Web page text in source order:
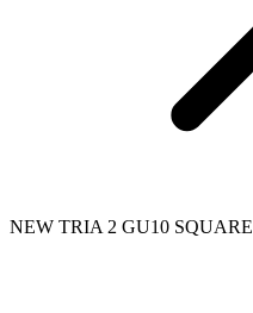
NEW TRIA 2 GU10 SQUARE